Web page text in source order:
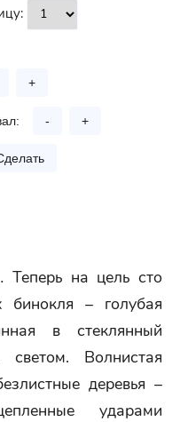
+
- +
Теперь на цель сто
бинокля – голубая
в стеклянный
Волнистая
деревья –
ударами